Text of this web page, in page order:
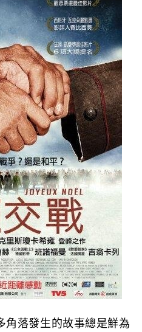
角落發生的故事總是鮮為